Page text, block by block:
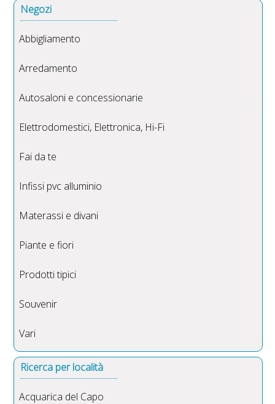
Negozi
Abbigliamento
Arredamento
Autosaloni e concessionarie
Elettrodomestici, Elettronica, Hi-Fi
Fai da te
Infissi pvc alluminio
Materassi e divani
Piante e fiori
Prodotti tipici
Souvenir
Vari
Ricerca per località
Acquarica del Capo